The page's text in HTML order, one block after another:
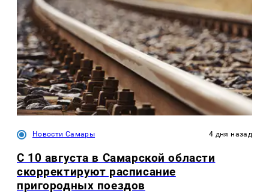
Новости Самары 4 дня назад
С 10 августа в Самарской области
скорректируют расписание
пригородных поездов